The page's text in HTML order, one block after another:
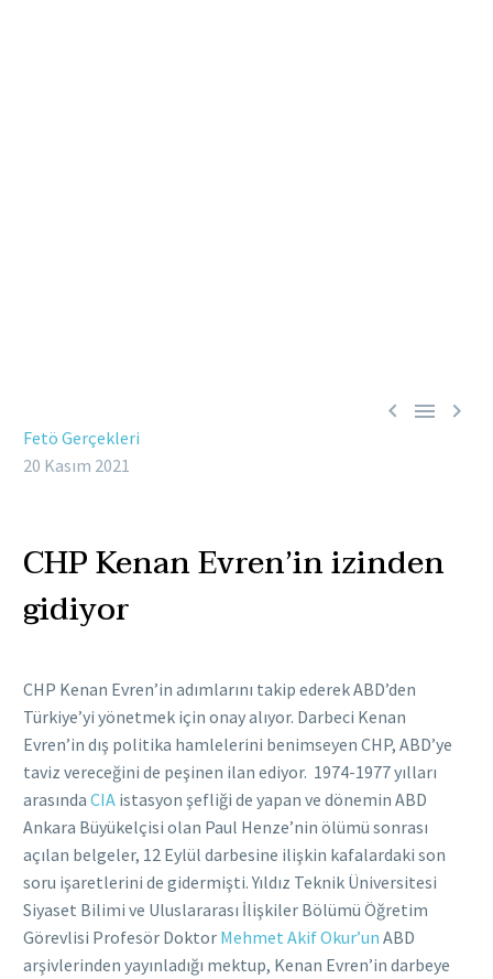
  
Fetö Gerçekleri
20 Kasım 2021
CHP Kenan Evren’in izinden
gidiyor
CHP Kenan Evren’in adımlarını takip ederek ABD’den
Türkiye’yi yönetmek için onay alıyor. Darbeci Kenan
Evren’in dış politika hamlelerini benimseyen CHP, ABD’ye
taviz vereceğini de peşinen ilan ediyor. 1974-1977 yılları
arasında CIA istasyon şefliği de yapan ve dönemin ABD
Ankara Büyükelçisi olan Paul Henze’nin ölümü sonrası
açılan belgeler, 12 Eylül darbesine ilişkin kafalardaki son
soru işaretlerini de gidermişti. Yıldız Teknik Üniversitesi
Siyaset Bilimi ve Uluslararası İlişkiler Bölümü Öğretim
Görevlisi Profesör Doktor Mehmet Akif Okur’un ABD
arşivlerinden yayınladığı mektup, Kenan Evren’in darbeye